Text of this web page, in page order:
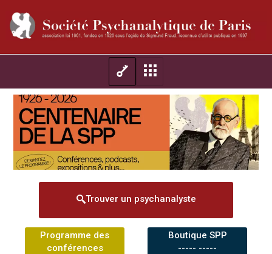
Trouver un psychanalyste
Programme des
conférences
Boutique SPP
----- -----